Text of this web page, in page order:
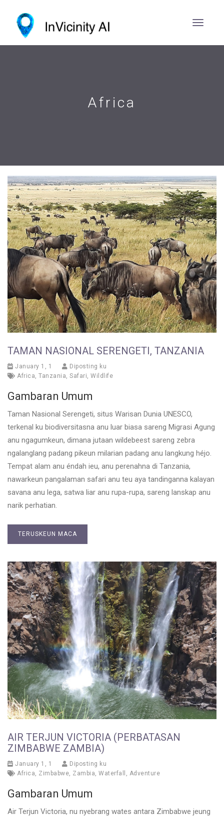
Africa
TAMAN NASIONAL SERENGETI, TANZANIA
January 1, 1
Diposting ku
Africa, Tanzania, Safari, Wildlife
Gambaran Umum
Taman Nasional Serengeti, situs Warisan Dunia UNESCO,
terkenal ku biodiversitasna anu luar biasa sareng Migrasi Agung
anu ngagumkeun, dimana jutaan wildebeest sareng zebra
ngalanglang padang pikeun milarian padang anu langkung héjo.
Tempat alam anu éndah ieu, anu perenahna di Tanzania,
nawarkeun pangalaman safari anu teu aya tandinganna kalayan
savana anu lega, satwa liar anu rupa-rupa, sareng lanskap anu
narik perhatian.
TERUSKEUN MACA
AIR TERJUN VICTORIA (PERBATASAN
ZIMBABWE ZAMBIA)
January 1, 1
Diposting ku
Africa
Zimbabwe Zambia Waterfall Adventure
Gambaran Umum
Air Terjun Victoria, nu nyebrang wates antara Zimbabwe jeung